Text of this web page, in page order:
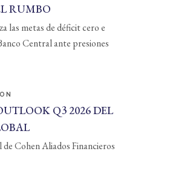
RUMBO
las metas de déficit cero e
Central ante presiones
Q3 2026 DEL
Cohen Aliados Financieros